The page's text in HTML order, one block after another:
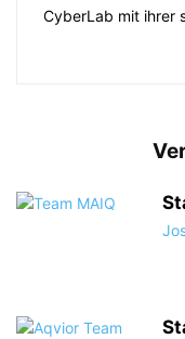
CyberLab mit ihrer